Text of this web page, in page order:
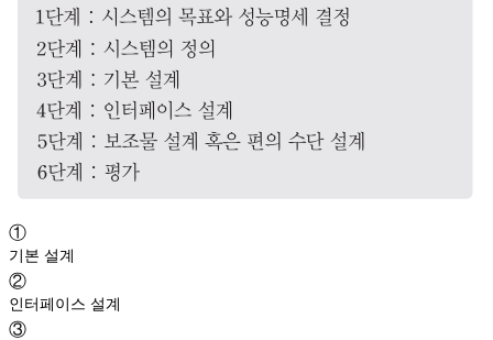
①
기본 설계
②
인터페이스 설계
③